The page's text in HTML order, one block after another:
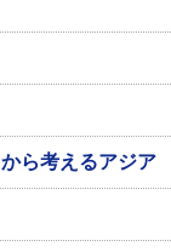
ら考えるアジア